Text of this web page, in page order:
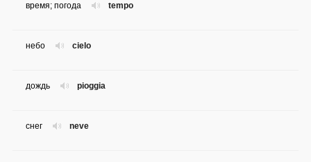
tempo
время; погода
cielo
небо
pioggia
дождь
neve
снег